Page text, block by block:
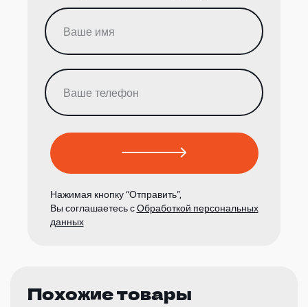
Нажимая кнопку “Отправить”,
Вы соглашаетесь сОбработкой персональных
данных
Похожие товары